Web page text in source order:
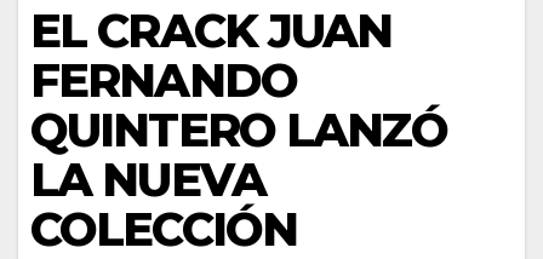
EL CRACK JUAN
FERNANDO
QUINTERO LANZÓ
LA NUEVA
COLECCIÓN